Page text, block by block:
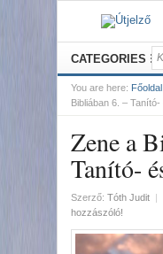
CATEGORIES
You are here: Főoldal
Bibliában 6. –
Zene a
Tanító-
Szerző: Tóth Judit |
hozzászóló!